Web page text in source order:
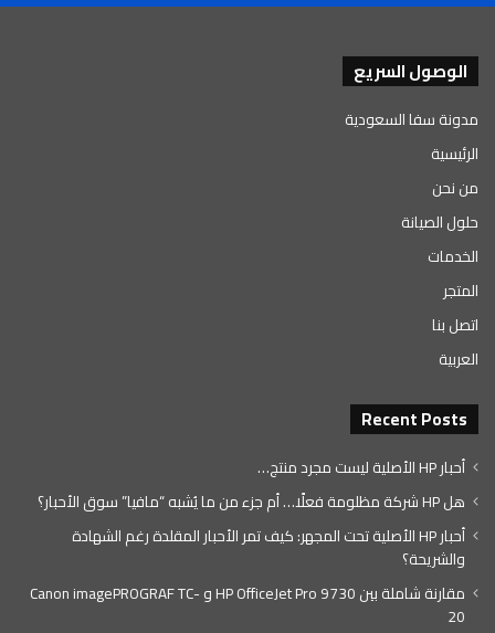
الوصول السريع
مدونة سفا السعودية
الرئيسية
من نحن
حلول الصيانة
الخدمات
المتجر
اتصل بنا
العربية
Recent Posts
أحبار HP الأصلية ليست مجرد منتج…
هل HP شركة مظلومة فعلًا… أم جزء من ما يُشبه “مافيا” سوق الأحبار؟
أحبار HP الأصلية تحت المجهر: كيف تمر الأحبار المقلدة رغم الشهادة
والشريحة؟
مقارنة شاملة بين HP OfficeJet Pro 9730 و Canon imagePROGRAF TC-
20